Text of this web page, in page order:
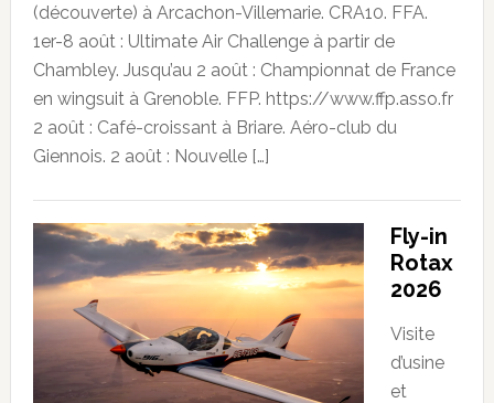
(découverte) à Arcachon-Villemarie. CRA10. FFA.
1er-8 août : Ultimate Air Challenge à partir de
Chambley. Jusqu’au 2 août : Championnat de France
en wingsuit à Grenoble. FFP. https://www.ffp.asso.fr
2 août : Café-croissant à Briare. Aéro-club du
Giennois. 2 août : Nouvelle […]
Fly-in
Rotax
2026
Visite
d’usine
et